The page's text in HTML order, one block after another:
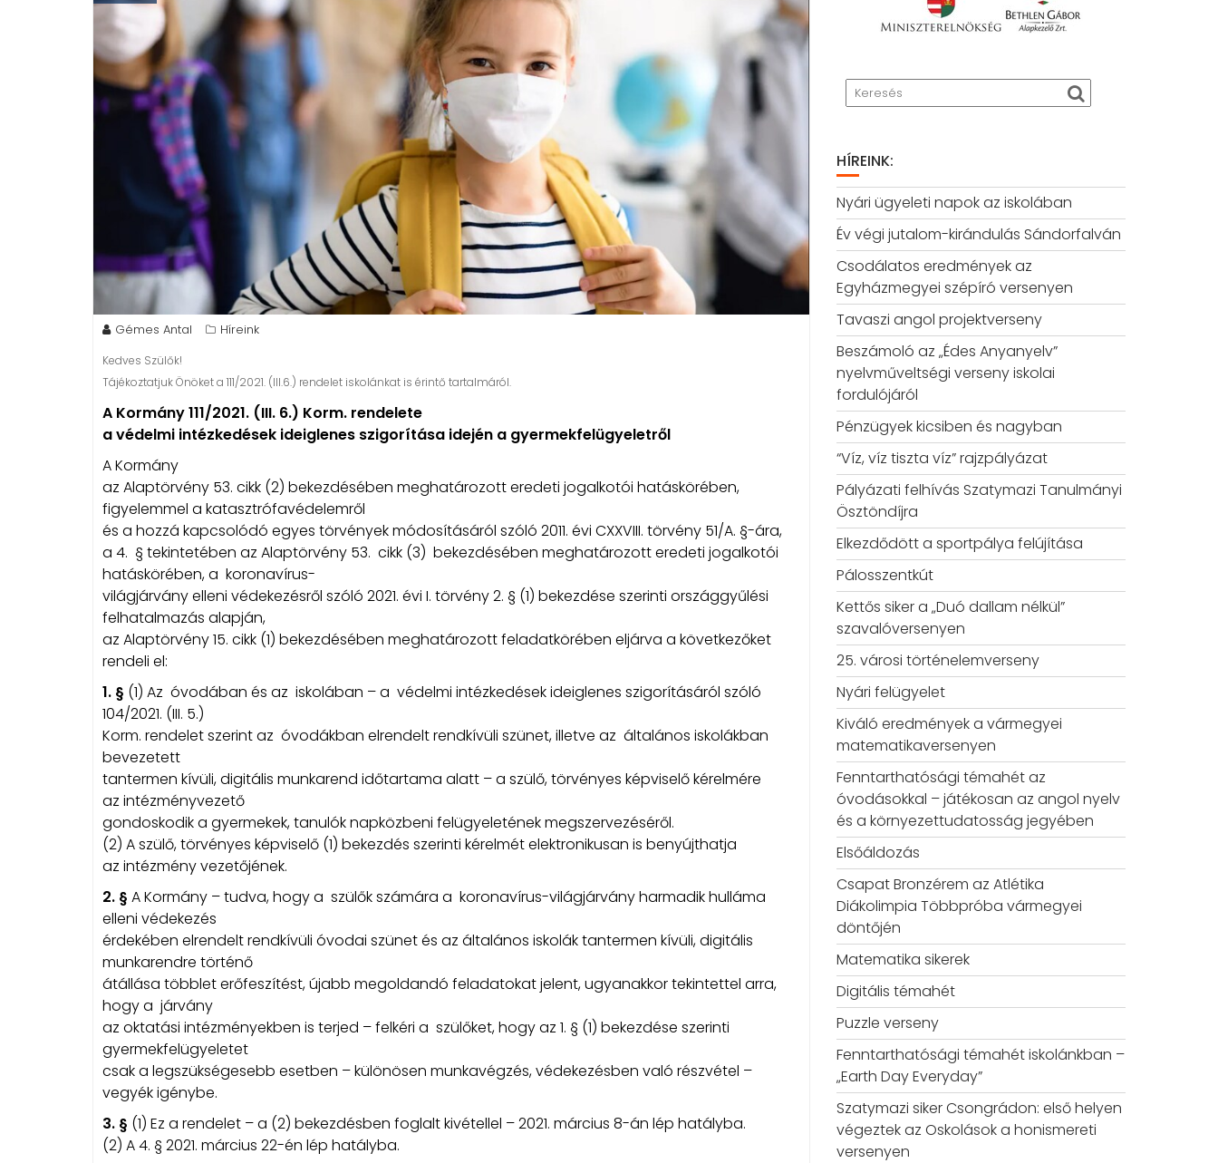
Gémes Antal Híreink
Kedves Szülők!
Tájékoztatjuk Önöket a 111/2021. (III.6.) rendelet iskolánkat is érintő tartalmáról.
A Kormány 111/2021. (III. 6.) Korm. rendelete
a védelmi intézkedések ideiglenes szigorítása idején a gyermekfelügyeletről
A Kormány
az Alaptörvény 53. cikk (2) bekezdésében meghatározott eredeti jogalkotói hatáskörében,
figyelemmel a katasztrófavédelemről
és a hozzá kapcsolódó egyes törvények módosításáról szóló 2011. évi CXXVIII. törvény 51/A. §-ára,
a 4. § tekintetében az Alaptörvény 53. cikk (3) bekezdésében meghatározott eredeti jogalkotói
hatáskörében, a koronavírus-
világjárvány elleni védekezésről szóló 2021. évi I. törvény 2. § (1) bekezdése szerinti országgyűlési
felhatalmazás alapján,
az Alaptörvény 15. cikk (1) bekezdésében meghatározott feladatkörében eljárva a következőket
rendeli el:
1. § (1) Az óvodában és az iskolában – a védelmi intézkedések ideiglenes szigorításáról szóló
104/2021. (III. 5.)
Korm. rendelet szerint az óvodákban elrendelt rendkívüli szünet, illetve az általános iskolákban
bevezetett
tantermen kívüli, digitális munkarend időtartama alatt – a szülő, törvényes képviselő kérelmére
az intézményvezető
gondoskodik a gyermekek, tanulók napközbeni felügyeletének megszervezéséről.
(2) A szülő, törvényes képviselő (1) bekezdés szerinti kérelmét elektronikusan is benyújthatja
az intézmény vezetőjének.
2. § A Kormány – tudva, hogy a szülők számára a koronavírus-világjárvány harmadik hulláma
elleni védekezés
érdekében elrendelt rendkívüli óvodai szünet és az általános iskolák tantermen kívüli, digitális
munkarendre történő
átállása többlet erőfeszítést, újabb megoldandó feladatokat jelent, ugyanakkor tekintettel arra,
hogy a járvány
az oktatási intézményekben is terjed – felkéri a szülőket, hogy az 1. § (1) bekezdése szerinti
gyermekfelügyeletet
csak a legszükségesebb esetben – különösen munkavégzés, védekezésben való részvétel –
vegyék igénybe.
3. § (1) Ez a rendelet – a (2) bekezdésben foglalt kivétellel – 2021. március 8-án lép hatályba.
(2) A 4. § 2021. március 22-én lép hatályba.
HÍREINK:
Nyári ügyeleti napok az iskolában
Év végi jutalom-kirándulás Sándorfalván
Csodálatos eredmények az
Egyházmegyei szépíró versenyen
Tavaszi angol projektverseny
Beszámoló az „Édes Anyanyelv”
nyelvműveltségi verseny iskolai
fordulójáról
Pénzügyek kicsiben és nagyban
“Víz, víz tiszta víz” rajzpályázat
Pályázati felhívás Szatymazi Tanulmányi
Ösztöndíjra
Elkezdődött a sportpálya felújítása
Pálosszentkút
Kettős siker a „Duó dallam nélkül”
szavalóversenyen
25. városi történelemverseny
Nyári felügyelet
Kiváló eredmények a vármegyei
matematikaversenyen
Fenntarthatósági témahét az
óvodásokkal – játékosan az angol nyelv
és a környezettudatosság jegyében
Elsőáldozás
Csapat Bronzérem az Atlétika
Diákolimpia Többpróba vármegyei
döntőjén
Matematika sikerek
Digitális témahét
Puzzle verseny
Fenntarthatósági témahét iskolánkban –
„Earth Day Everyday”
Szatymazi siker Csongrádon: első helyen
végeztek az Oskolások a honismereti
versenyen